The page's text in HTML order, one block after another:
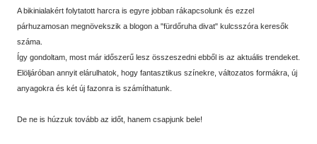
A bikinialakért folytatott harcra is egyre jobban rákapcsolunk és ezzel
párhuzamosan megnövekszik a blogon a "fürdőruha divat" kulcsszóra keresők
száma.
Így gondoltam, most már időszerű lesz összeszedni ebből is az aktuális trendeket.
Elöljáróban annyit elárulhatok, hogy fantasztikus színekre, változatos formákra, új
anyagokra és két új fazonra is számíthatunk.
De ne is húzzuk tovább az időt, hanem csapjunk bele!